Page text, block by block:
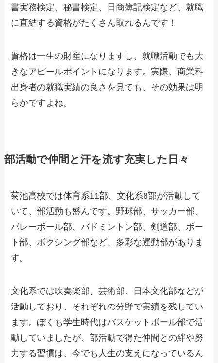
書実務検定、秘書検定、日商簿記検定など、就職
に直結する資格がたくさん取れるんです！
資格は一生の財産になりますし、就職活動でも大
きなアピールポイントになります。実際、商業科
出身者の就職実績の良さを見ても、その効果は明
らかですよね。
部活動で仲間と汗を流す充実した日々
菊池高校では体育系11部、文化系8部が活動して
いて、部活動も盛んです。野球部、サッカー部、
バレーボール部、バドミントン部、剣道部、ボー
ト部、ボクシング部など、多彩な運動部がありま
す。
文化系では吹奏楽部、芸術部、日本文化部などが
活動しており、それぞれの分野で実績を残してい
ます。ぼくも学生時代はバスケットボール部で活
動していましたが、部活動で得た仲間との絆や努
力する習慣は、今でも人生の支えになっているん